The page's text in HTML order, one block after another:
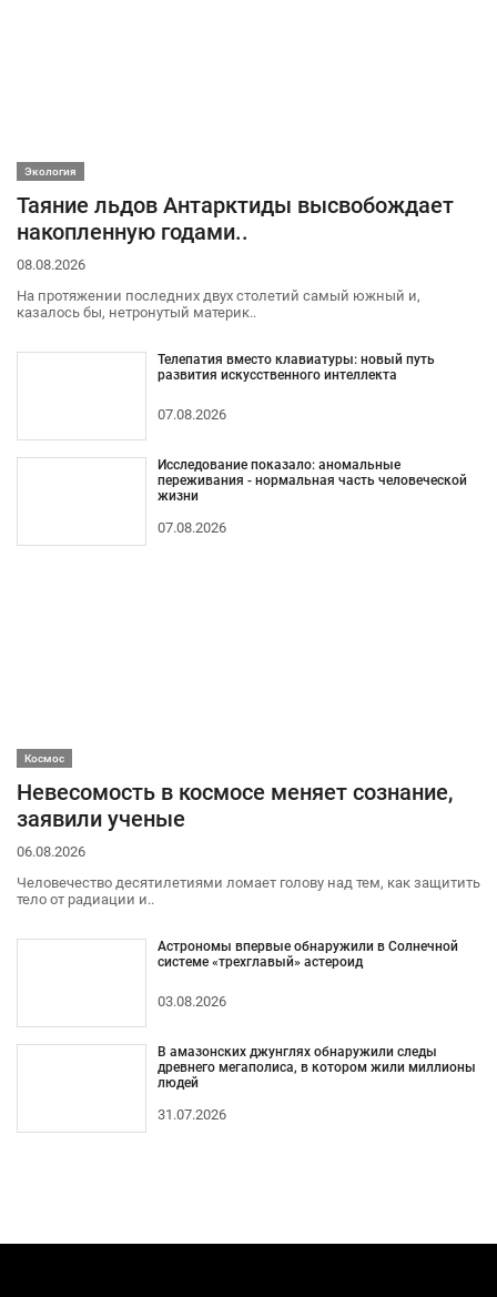
Экология
Таяние льдов Антарктиды высвобождает
накопленную годами..
08.08.2026
На протяжении последних двух столетий самый южный и,
казалось бы, нетронутый материк..
Телепатия вместо клавиатуры: новый путь
развития искусственного интеллекта
07.08.2026
Исследование показало: аномальные
переживания - нормальная часть человеческой
жизни
07.08.2026
Космос
Невесомость в космосе меняет сознание,
заявили ученые
06.08.2026
Человечество десятилетиями ломает голову над тем, как защитить
тело от радиации и..
Астрономы впервые обнаружили в Солнечной
системе «трехглавый» астероид
03.08.2026
В амазонских джунглях обнаружили следы
древнего мегаполиса, в котором жили миллионы
людей
31.07.2026